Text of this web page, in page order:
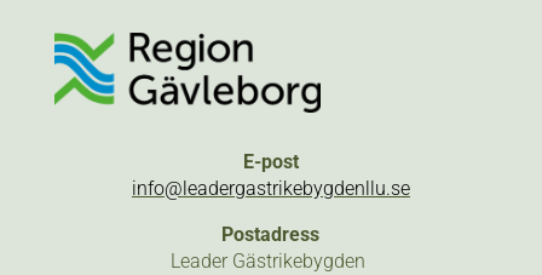
E-post
info@leadergastrikebygdenllu.se
Postadress
Leader Gästrikebygden